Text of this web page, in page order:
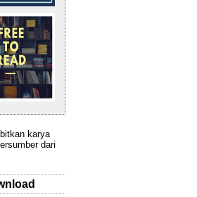
karya
dari